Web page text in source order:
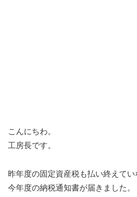
こんにちわ。
工房長です。
昨年度の固定資産税も払い終えてい
今年度の納税通知書が届きました。